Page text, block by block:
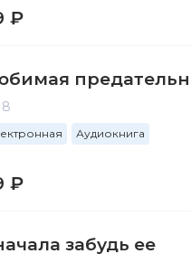
₽
Аудиокнига
₽
забудь ее